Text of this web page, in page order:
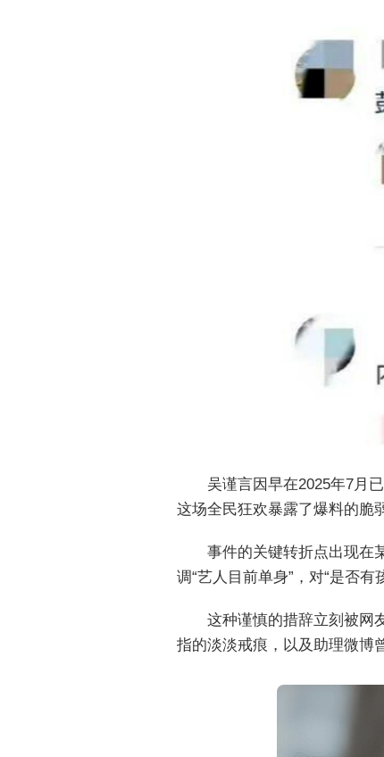
吴谨言因早在2025年7月
这场全民狂欢暴露了爆料的脆
事件的关键转折点出现在
调“艺人目前单身”，对“是否有
这种谨慎的措辞立刻被网
指的淡淡戒痕，以及助理微博